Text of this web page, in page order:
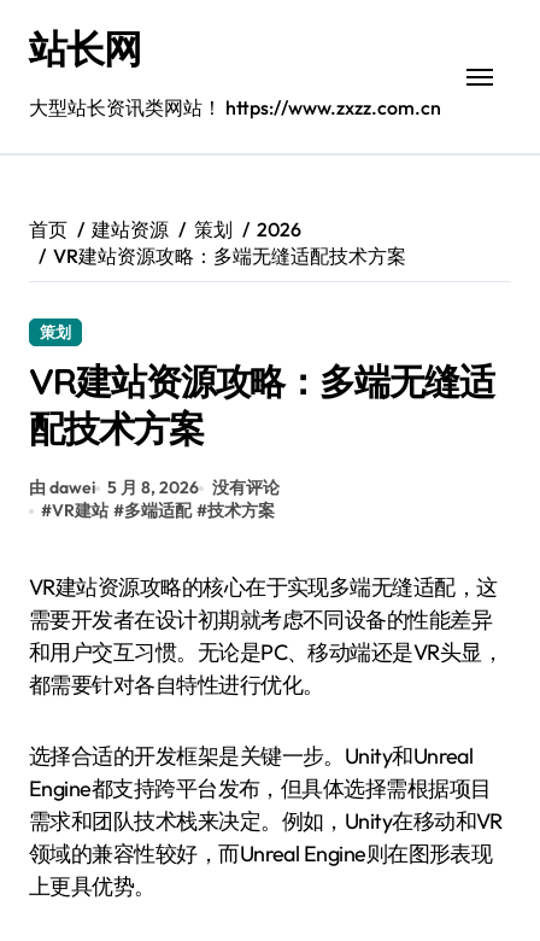
站长网
大型站长资讯类网站！ https://www.zxzz.com.cn
首页 建站资源 策划
2026
VR建站资源攻略：多端无缝适配技术方案
策划
VR建站资源攻略：多端无缝适
配技术方案
由 dawei 5 月 8, 2026 没有评论
#VR建站 #多端适配 #技术方案
VR建站资源攻略的核心在于实现多端无缝适配，这
需要开发者在设计初期就考虑不同设备的性能差异
和用户交互习惯。无论是PC、移动端还是VR头显，
都需要针对各自特性进行优化。
选择合适的开发框架是关键一步。Unity和Unreal
Engine都支持跨平台发布，但具体选择需根据项目
需求和团队技术栈来决定。例如，Unity在移动和VR
领域的兼容性较好，而Unreal Engine则在图形表现
上更具优势。